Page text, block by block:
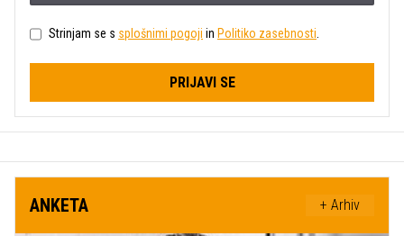
Strinjam se s splošnimi pogoji in Politiko zasebnosti
PRIJAVI SE
ANKETA + Arhiv